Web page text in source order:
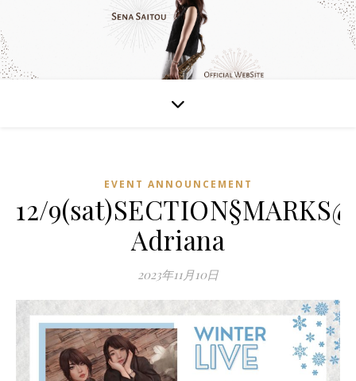
EVENT ANNOUNCEMENT
12/
Adriana
2023年11月10日